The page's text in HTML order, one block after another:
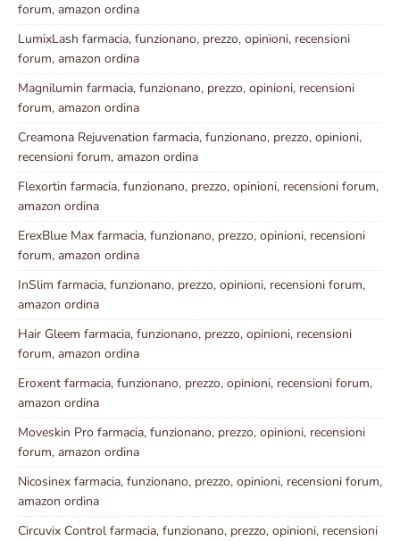
forum, amazon ordina
LumixLash farmacia, funzionano, prezzo, opinioni, recensioni
forum, amazon ordina
Magnilumin farmacia, funzionano, prezzo, opinioni, recensioni
forum, amazon ordina
Creamona Rejuvenation farmacia, funzionano, prezzo, opinioni,
recensioni forum, amazon ordina
Flexortin farmacia, funzionano, prezzo, opinioni, recensioni forum,
amazon ordina
ErexBlue Max farmacia, funzionano, prezzo, opinioni, recensioni
forum, amazon ordina
InSlim farmacia, funzionano, prezzo, opinioni, recensioni forum,
amazon ordina
Hair Gleem farmacia, funzionano, prezzo, opinioni, recensioni
forum, amazon ordina
Eroxent farmacia, funzionano, prezzo, opinioni, recensioni forum,
amazon ordina
Moveskin Pro farmacia, funzionano, prezzo, opinioni, recensioni
forum, amazon ordina
Nicosinex farmacia, funzionano, prezzo, opinioni, recensioni forum,
amazon ordina
Circuvix Control farmacia, funzionano, prezzo, opinioni, recensioni